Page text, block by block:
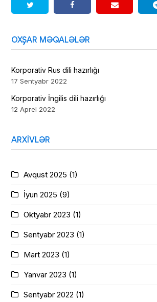
OXŞAR MƏQALƏLƏR
Korporativ Rus dili hazırlığı
17 Sentyabr 2022
Korporativ İngilis dili hazırlığı
12 Aprel 2022
ARXIVLƏR
Avqust 2025 (1)
İyun 2025 (9)
Oktyabr 2023 (1)
Sentyabr 2023 (1)
Mart 2023 (1)
Yanvar 2023 (1)
Sentyabr 2022 (1)